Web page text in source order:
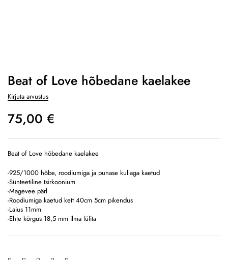
Beat of Love hõbedane kaelakee
Kirjuta arvustus
75,00 €
Beat of Love hõbedane kaelakee
-925/1000 hõbe, roodiumiga ja punase kullaga kaetud
-Sünteetiline tsirkoonium
-Magevee pärl
-Roodiumiga kaetud kett 40cm 5cm pikendus
-Laius 11mm
-Ehte kõrgus 18,5 mm ilma lülita